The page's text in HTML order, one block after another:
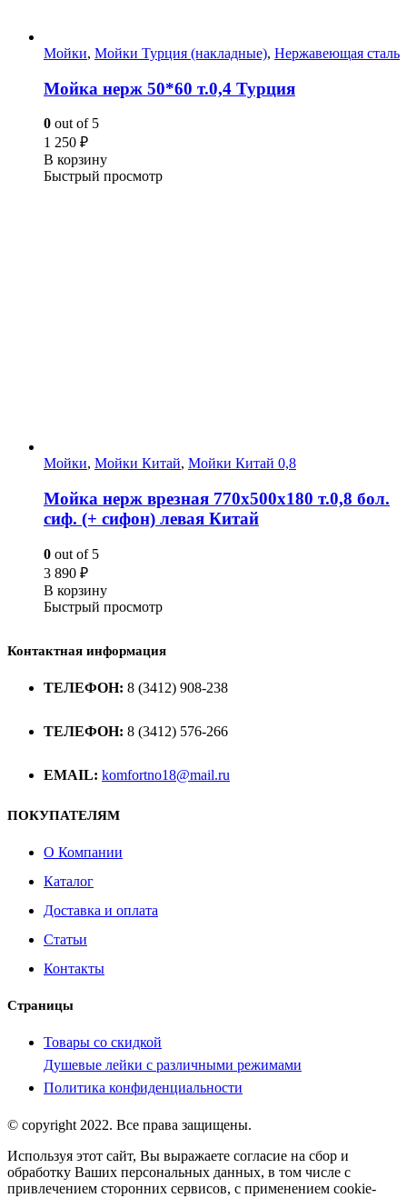
Мойки, Мойки Турция (накладные), Нержавеющая сталь
Мойка нерж 50*60 т.0,4 Турция
0 out of 5
1 250 ₽
В корзину
Быстрый просмотр
Мойки, Мойки Китай, Мойки Китай 0,8
Мойка нерж врезная 770х500х180 т.0,8 бол.
сиф. (+ сифон) левая Китай
0 out of 5
3 890 ₽
В корзину
Быстрый просмотр
Контактная информация
ТЕЛЕФОН: 8 (3412) 908-238
ТЕЛЕФОН: 8 (3412) 576-266
EMAIL: komfortno18@mail.ru
ПОКУПАТЕЛЯМ
О Компании
Каталог
Доставка и оплата
Статьи
Контакты
Страницы
Товары со скидкой
Душевые лейки с различными режимами
Политика конфиденциальности
© copyright 2022. Все права защищены.
Используя этот сайт, Вы выражаете согласие на сбор и
обработку Ваших персональных данных, в том числе с
привлечением сторонних сервисов, с применением cookie-